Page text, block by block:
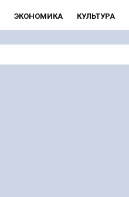
ЭКОНОМИКА КУЛЬТУРА